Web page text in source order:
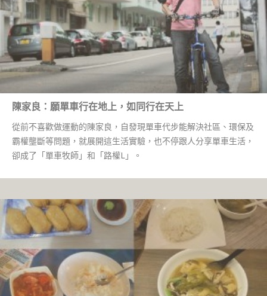
陳家良：願單車行在地上，如同行在天上
從前不喜歡做運動的陳家良，自發現單車代步能解決社區、環保及
霸權壟斷等問題，就展開這生活實驗，也不停跟人分享單車生活，
卻成了「單車牧師」和「路權L」。